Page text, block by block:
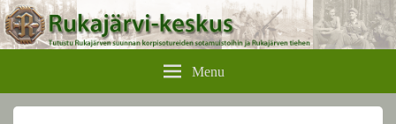
Rukajärvikeskus
Menu